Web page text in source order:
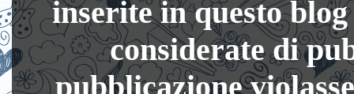
inserite in questo
considerate di
pubblicazione